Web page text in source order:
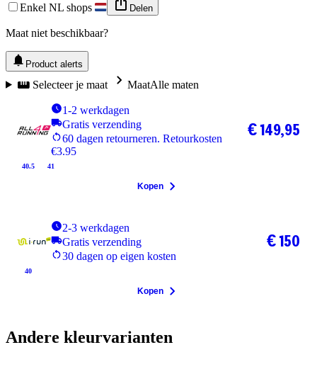
Enkel NL shops Delen
Maat niet beschikbaar?
Product alerts
Selecteer je maat MaatAlle maten
1-2 werkdagen
Gratis verzending
60 dagen retourneren. Retourkosten
€3.95
40.5 41
€ 149,95
Kopen
2-3 werkdagen
Gratis verzending
30 dagen op eigen kosten
40
€ 150
Kopen
Andere kleurvarianten